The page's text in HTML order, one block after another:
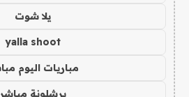
يلا شوت
yalla shoot
مباريات اليوم
برشلونة مباشر